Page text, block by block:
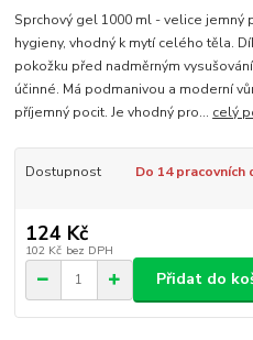
Sprchový gel 1000 ml - velice jemný
hygieny, vhodný k mytí celého těla.
pokožku před nadměrným
účinné. Má podmanivou a moderní
příjemný pocit. Je vhodný pro... celý
Dostupnost Do 14 pracovních
124 Kč
102 Kč bez DPH
Přidat do